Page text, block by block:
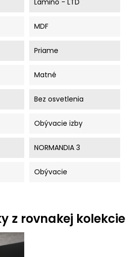
Lamino - LTD
MDF
Priame
Matné
Bez osvetlenia
Obývacie izby
NORMANDIA 3
Obývacie
z rovnakej kolekcie